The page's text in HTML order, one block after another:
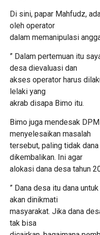
Di sini, papar Mahfudz,
oleh operator
dalam memanipulasi
” Dalam pertemuan itu
desa dievaluasi dan
akses operator harus
lelaki yang
akrab disapa Bimo itu.
Bimo juga mendesak
menyelesaikan masalah
tersebut, paling tidak
dikembalikan. Ini agar
alokasi dana desa tahun
” Dana desa itu dana
akan dinikmati
masyarakat. Jika dana
tak bisa